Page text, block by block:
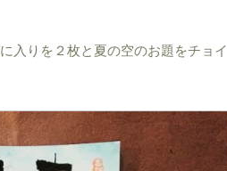
入りを２枚と夏の空のお題をチョイ